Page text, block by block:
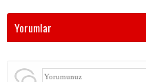
Yorumlar